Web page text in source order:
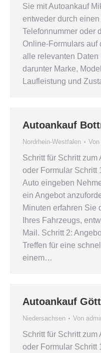
Sie mit Autoankauf
entweder durch
Telefonnummer oder
Online-Formulars auf
alle relevanten Daten
darunter Marke,
Laufleistung und
Autoankauf
Nordrhein-Westfalen Von
Schritt für Schritt zum
oder Formular Schritt
Auto eingeben
ein Angebot
Minuten erfahren Sie
Ihres Fahrzeugs,
Mail. Schritt 2:
Treffen für eine
einem…
Autoankauf
Niedersachsen Von
Schritt für Schritt zum
oder Formular Schritt